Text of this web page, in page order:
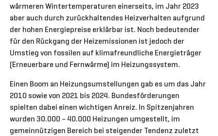
wärmeren Wintertemperaturen einerseits, im Jahr 2023
aber auch durch zurückhaltendes Heizverhalten aufgrund
der hohen Energiepreise erklärbar ist. Noch bedeutender
für den Rückgang der Heizemissionen ist jedoch der
Umstieg von fossilen auf klimafreundliche Energieträger
(Erneuerbare und Fernwärme) im Heizungssystem.
Einen Boom an Heizungsumstellungen gab es um das Jahr
2010 sowie von 2021 bis 2024. Bundesförderungen
spielten dabei einen wichtigen Anreiz. In Spitzenjahren
wurden 30.000 – 40.000 Heizungen umgestellt, im
gemeinnützigen Bereich bei steigender Tendenz zuletzt